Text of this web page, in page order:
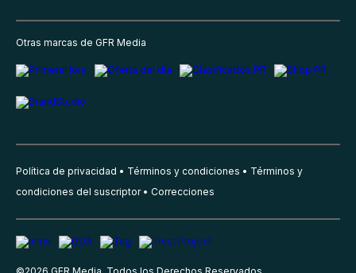
Otras marcas de GFR Media
Política de privacidad Términos y condiciones
Términos y
condiciones del suscriptor
Correcciones